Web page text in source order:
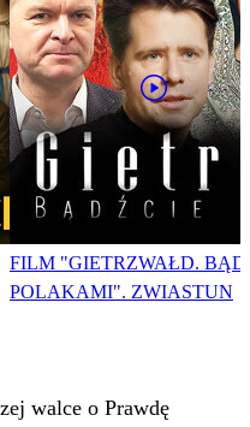
FILM "GIETRZWAŁD.
POLAKAMI". ZWIASTUN
walce o Prawdę